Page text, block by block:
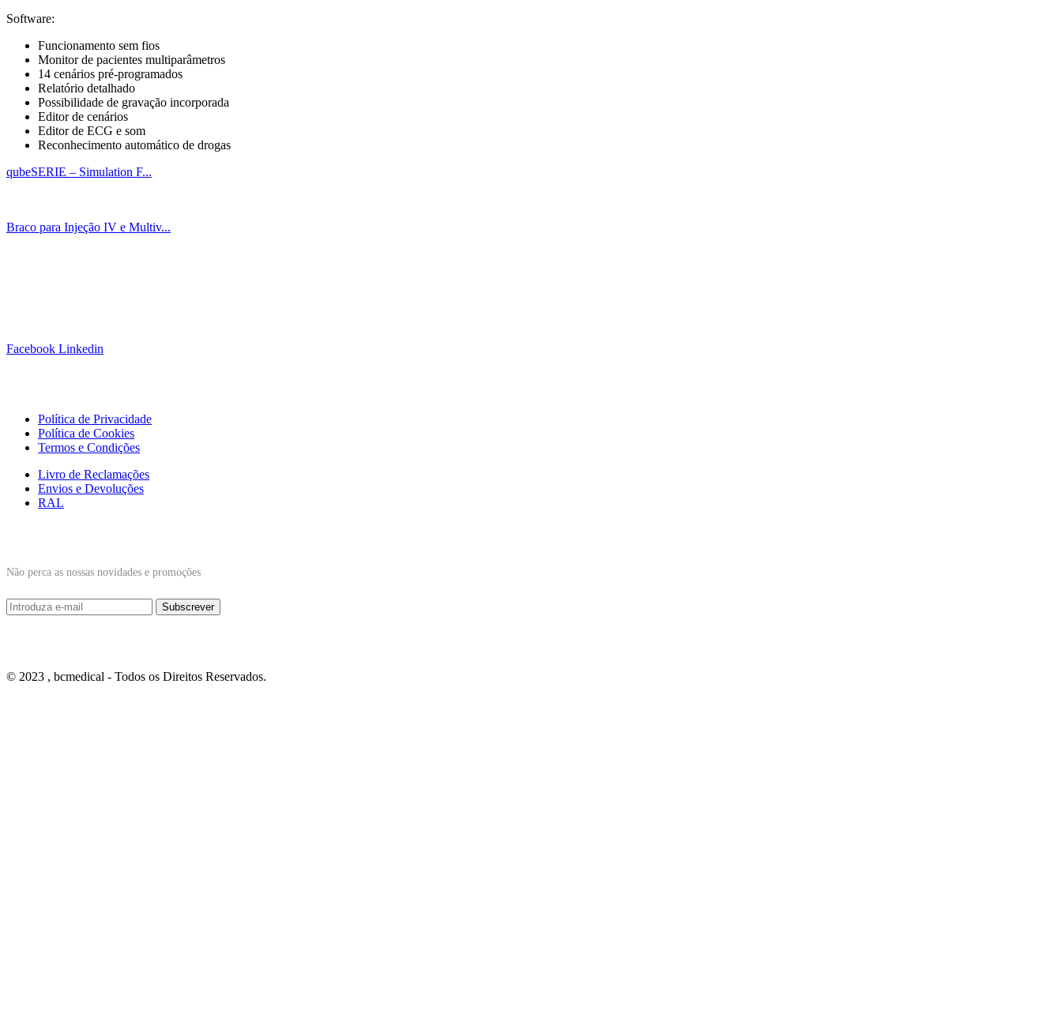
Software:
Funcionamento sem fios
Monitor de pacientes multiparâmetros
14 cenários pré-programados
Relatório detalhado
Possibilidade de gravação incorporada
Editor de cenários
Editor de ECG e som
Reconhecimento automático de drogas
qubeSERIE – Simulation F...
Braco para Injeção IV e Multiv...
Facebook Linkedin
Política de Privacidade
Política de Cookies
Termos e Condições
Livro de Reclamações
Envios e Devoluções
RAL
Não perca as nossas novidades e promoções
© 2023 , bcmedical - Todos os Direitos Reservados.